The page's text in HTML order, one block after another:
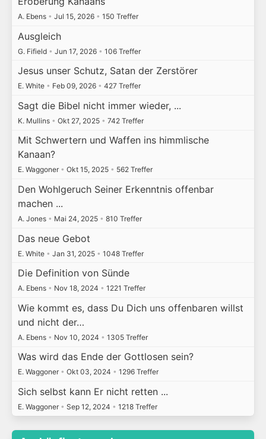
A. Ebens • Jul 15, 2026 • 150 Treffer
Ausgleich
G. Fifield • Jun 17, 2026 • 106 Treffer
Jesus unser Schutz, Satan der Zerstörer
E. White • Feb 09, 2026 • 427 Treffer
Sagt die Bibel nicht immer wieder, ...
K. Mullins • Okt 27, 2025 • 742 Treffer
Mit Schwertern und Waffen ins himmlische
Kanaan?
E. Waggoner • Okt 15, 2025 • 562 Treffer
Den Wohlgeruch Seiner Erkenntnis offenbar
machen ...
A. Jones • Mai 24, 2025 • 810 Treffer
Das neue Gebot
E. White • Jan 31, 2025 • 1048 Treffer
Die Definition von Sünde
A. Ebens • Nov 18, 2024 • 1221 Treffer
Wie kommt es, dass Du Dich uns offenbaren willst
und nicht der…
A. Ebens • Nov 10, 2024 • 1305 Treffer
Was wird das Ende der Gottlosen sein?
E. Waggoner • Okt 03, 2024 • 1296 Treffer
Sich selbst kann Er nicht retten ...
E. Waggoner • Sep 12, 2024 • 1218 Treffer